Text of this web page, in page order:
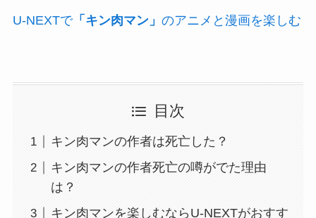
U-NEXTで「キン肉マン」 のアニメと漫画を楽しむ
目次
キン肉マンの作者は死亡した？
キン肉マンの作者死亡の噂がでた理由
は？
キン肉マンを楽しむならU-NEXTがおすす